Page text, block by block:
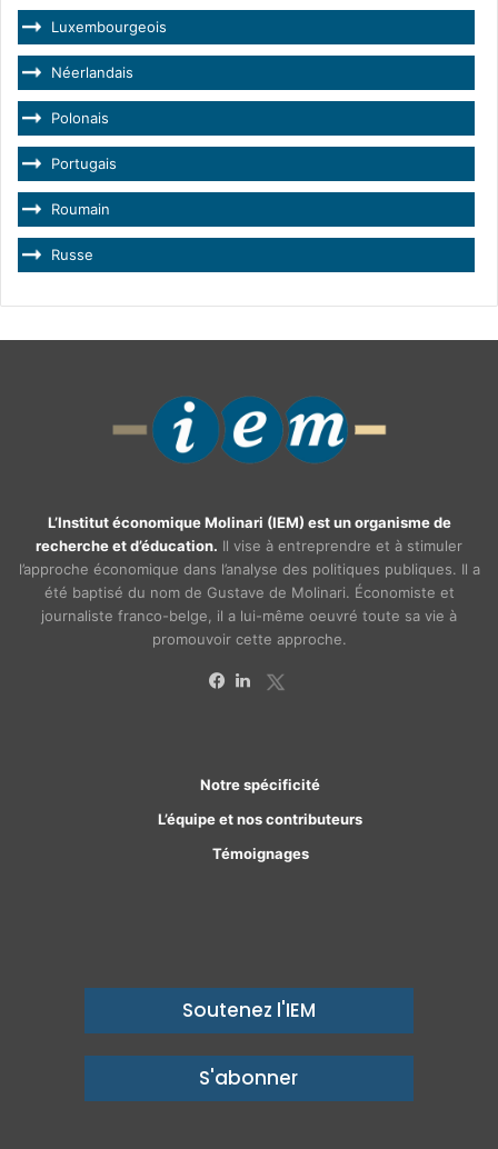
Luxembourgeois
Néerlandais
Polonais
Portugais
Roumain
Russe
L’Institut économique Molinari (IEM) est un organisme de
recherche et d’éducation. Il vise à entreprendre et à stimuler
l’approche économique dans l’analyse des politiques publiques. Il a
été baptisé du nom de Gustave de Molinari. Économiste et
journaliste franco-belge, il a lui-même oeuvré toute sa vie à
promouvoir cette approche.
Notre spécificité
L’équipe et nos contributeurs
Témoignages
Soutenez l'IEM
S'abonner